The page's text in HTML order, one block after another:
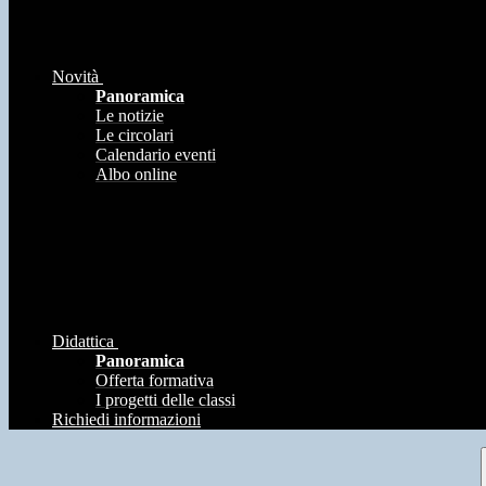
Novità
Panoramica
Le notizie
Le circolari
Calendario eventi
Albo online
Didattica
Panoramica
Offerta formativa
I progetti delle classi
Richiedi informazioni